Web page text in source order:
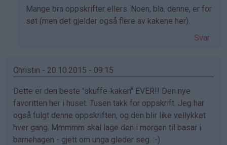
(ikke
bekreftet)
Mange bra oppskrifter ellers. Noen, bla. denne, er for
søt (men det gjelder også flere av kakene her).
Svar
Christin - 20.10.2015 - 09:15
Dette er den beste "skuffe-kaken" EVER!! Den nye
favoritten her i huset. Tusen takk for oppskrift. Jeg har
også fulgt denne oppskriften, og den blir like vellykket
hver gang. Mmmmm skal lage den i morgen til basar i
barnehagen - gjett om unga gleder seg. :-)